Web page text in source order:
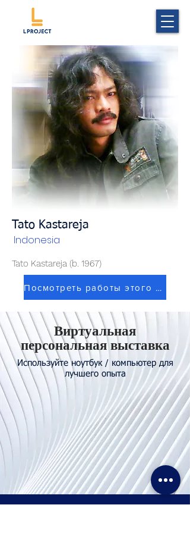
Tato Kastareja
Indonesia
Tato Kastareja (b. 1967)
Посмотреть работы этого художника
Виртуальная
персональная выставка
Используйте ноутбук / компьютер для
лучшего опыта